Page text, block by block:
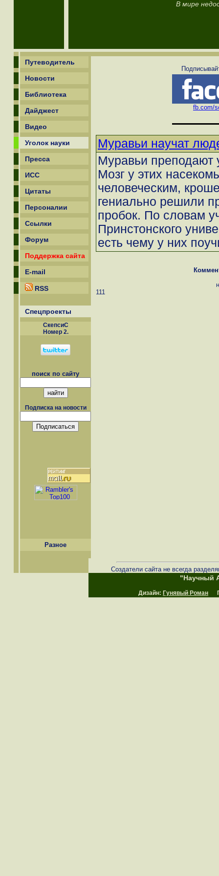
В мире
Путеводитель
Новости
Библиотека
Дайджест
Видео
Уголок науки
Пресса
ИСС
Цитаты
Персоналии
Ссылки
Форум
Поддержка сайта
E-mail
RSS
Спецпроекты
СкепсиС
Номер 2.
поиск по сайту
Подписка на новости
Разное
fb.com/
Муравьи научат
Муравьи преподают
Мозг у этих
человеческим,
гениально решили
пробок. По словам
Принстонского
есть чему у них
111
Создатели сайта не всегда
"Научный
Дизайн: Гунявый Роман